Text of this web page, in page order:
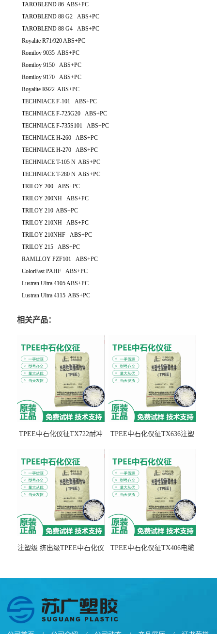
TAROBLEND 86 ABS+PC
TAROBLEND 88 G2 ABS+PC
TAROBLEND 88 G4 ABS+PC
Royalite R71/920 ABS+PC
Romiloy 9035 ABS+PC
Romiloy 9150 ABS+PC
Romiloy 9170 ABS+PC
Royalite R922 ABS+PC
TECHNIACE F-101 ABS+PC
TECHNIACE F-725G20 ABS+PC
TECHNIACE F-735S101 ABS+PC
TECHNIACE H-260 ABS+PC
TECHNIACE H-270 ABS+PC
TECHNIACE T-105 N ABS+PC
TECHNIACE T-280 N ABS+PC
TRILOY 200 ABS+PC
TRILOY 200NH ABS+PC
TRILOY 210 ABS+PC
TRILOY 210NH ABS+PC
TRILOY 210NHF ABS+PC
TRILOY 215 ABS+PC
RAMLLOY PZF101 ABS+PC
ColorFast PAHF ABS+PC
Lustran Ultra 4105 ABS+PC
Lustran Ultra 4115 ABS+PC
相关产品：
TPEE中石化仪征TX722耐冲
TPEE中石化仪征TX636注塑
注塑级 挤出级TPEE中石化仪
TPEE中石化仪征TX406电缆